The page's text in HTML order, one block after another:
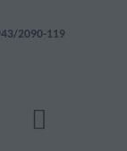
2090-119